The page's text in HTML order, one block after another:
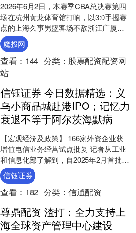
2026年6月2日，本赛季CBA总决赛第四
场在杭州黄龙体育馆打响，以3:0手握赛
点的上海久事男篮客场不敌浙江广厦。
来到客场观赛助威的上海男篮球迷。 此
场比赛最....
魔投网
查看： 144 分类： 股票配资配资网
站
信钰证券 今日数据精选：义
乌小商品城赴港IPO；记忆力
衰退不等于阿尔茨海默病
【宏观经济及政策】 166家外资企业获
增值电信业务经营试点批复 记者从工业
和信息化部了解到，自2025年2月首批增
值电信业务经营试点批复发放以来，已
有166家外....
信钰证券
查看： 182 分类： 信通配资
尊鼎配资 渣打：全力支持上
海全球资产管理中心建设